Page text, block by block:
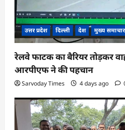
उत्तर प्रदेश दिल्ली देश मुख्य समाचार
रेलवे फाटक का बैरियर तोड़कर
आरपीएफ ने की पहचान
Sarvoday Times 4 days ago